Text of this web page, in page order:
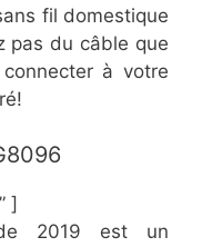
fil domestique
pas du câble que
à votre
]
2019 est un